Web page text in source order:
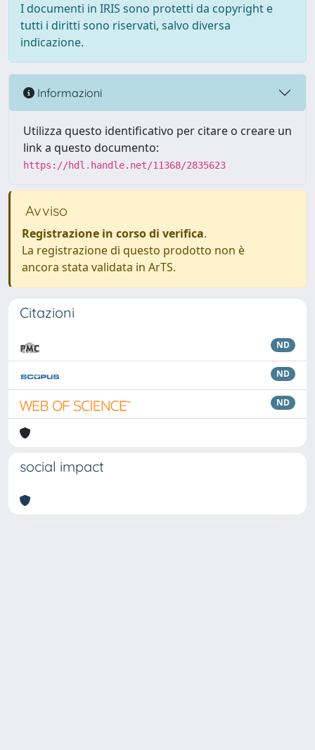
I documenti in IRIS sono protetti da copyright e
tutti i diritti sono riservati, salvo diversa
indicazione.
Informazioni
Utilizza questo identificativo per citare o creare un
link a questo documento:
https://hdl.handle.net/11368/2835623
Avviso
Registrazione in corso di verifica.
La registrazione di questo prodotto non è
ancora stata validata in ArTS.
Citazioni
ND
ND
ND
social impact